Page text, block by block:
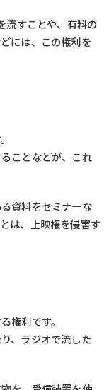
流すことや、有料の
には、この権利を
ことなどが、これ
資料をセミナーな
は、上映権を侵害す
権利です。
、ラジオで流した